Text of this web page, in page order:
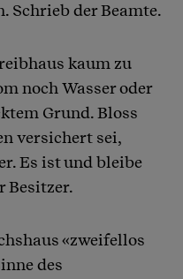
Schrieb der Beamte.
kaum zu
noch Wasser oder
Grund. Bloss
versichert sei,
Es ist und bleibe
Besitzer.
«zweifellos
des